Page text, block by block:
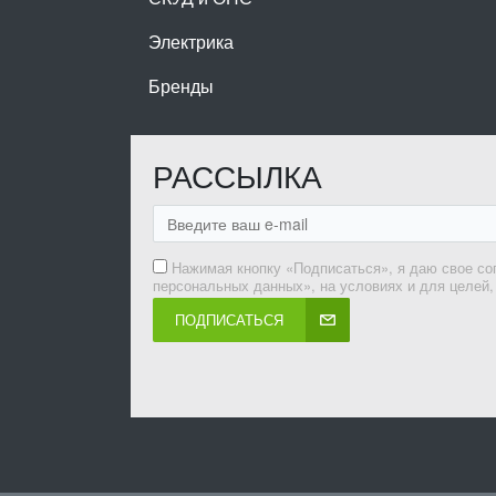
Электрика
Бренды
РАССЫЛКА
Нажимая кнопку «Подписаться», я даю свое
персональных данных», на условиях и для
ПОДПИСАТЬСЯ